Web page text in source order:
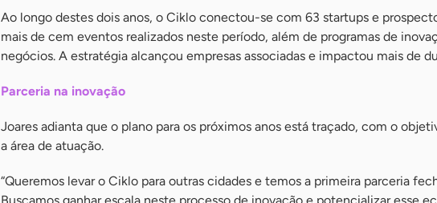
Ao longo destes dois anos, o Ciklo conectou-se com 63 startups e
mais de cem eventos realizados neste período, além de programas de
negócios. A estratégia alcançou empresas associadas e impactou mais de
Parceria na inovação
Joares adianta que o plano para os próximos anos está traçado, com o
a área de atuação.
“Queremos levar o Ciklo para outras cidades e temos a primeira parceria